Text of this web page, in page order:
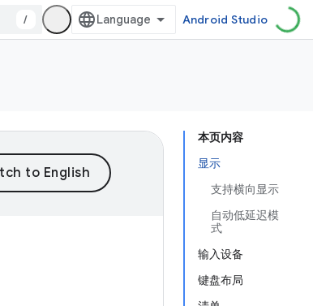
/ Android Studio
本页内容
显示
支持横向显示
自动低延迟模
式
输入设备
键盘布局